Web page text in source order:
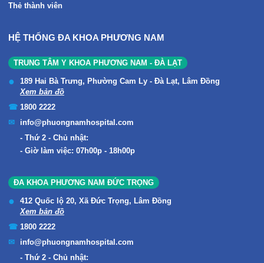
Thẻ thành viên
HỆ THỐNG ĐA KHOA PHƯƠNG NAM
TRUNG TÂM Y KHOA PHƯƠNG NAM - ĐÀ LẠT
189 Hai Bà Trưng, Phường Cam Ly - Đà Lạt, Lâm Đồng
Xem bản đồ
1800 2222
info@phuongnamhospital.com
Thứ 2 - Chủ nhật:
Giờ làm việc: 07h00p - 18h00p
ĐA KHOA PHƯƠNG NAM ĐỨC TRỌNG
412 Quốc lộ 20, Xã Đức Trọng, Lâm Đồng
Xem bản đồ
1800 2222
info@phuongnamhospital.com
Thứ 2 - Chủ nhật: